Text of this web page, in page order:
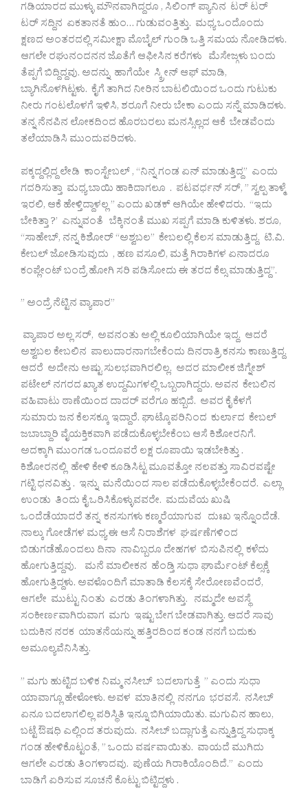
ಗಡಿಯಾರದ ಮುಳ್ಳು ಮೌನವಾಗಿದ್ದರೂ , ಸಿಲಿಂಗ್ ಪ್ಯಾನಿನ ಟರ್ ಟರ್
ಟರ್ ಸದ್ದಿನ ಏಕತಾನತೆ ಹುಂ… ಗುಡುವಂತ್ತಿತ್ತು. ಮಧ್ಯ ಒಂದೊಂದು
ಕ್ಷಣದ ಅಂತರದಲ್ಲಿ ಸಮೀಕ್ಷಾ ಮೊಬೈಲ್ ಗುಂಡಿ ಒತ್ತಿ ಸಮಯ ನೋಡಿದಳು.
ಆಗಲೇ ರಘುನಂದನನ ಜೊತೆಗೆ ಆಫೀಸಿನ ಕರೆಗಳು ಮೆಸೇಜ್ಗಳು ಬಂದು
ತೆಪ್ಪಗೆ ಬಿದ್ದಿದ್ದವು. ಅದನ್ನು ಹಾಗೆಯೇ ಸ್ಕ್ರೀನ್ ಆಫ್ ಮಾಡಿ,
ಬ್ಯಾಗಿನೊಳಗಿಟ್ಟಳು. ಕೈಗೆ ತಾಗಿದ ನೀರಿನ ಬಾಟಲಿಯಿಂದ ಒಂದು ಗುಟುಕು
ನೀರು ಗಂಟಲೊಳಗೆ ಇಳಿಸಿ, ಶರೂಗೆ ನೀರು ಬೇಕಾ ಎಂದು ಸನ್ನೆ ಮಾಡಿದಳು.
ತನ್ನ ನೆನಪಿನ ಲೋಕದಿಂದ ಹೊರಬರಲು ಮನಸ್ಸಿಲ್ಲದ ಆಕೆ ಬೇಡವೆಂದು
ತಲೆಯಾಡಿಸಿ ಮುಂದುವರಿದಳು.
ಪಕ್ಕದ್ದಲ್ಲಿದ್ದ ಲೇಡಿ ಕಾಂಸ್ಟೇಬಲ್ , “ನಿನ್ನ ಗಂಡ ಏನ್ ಮಾಡುತ್ತಿದ್ದ” ಎಂದು
ಗದರಿಸುತ್ತಾ ಮಧ್ಯ ಬಾಯಿ ಹಾಕಿದಾಗಲೂ . ಪಟವರ್ಧನ್ ಸರ್, ” ಸ್ವಲ್ಪ ತಾಳ್ಮೆ
ಇರಲಿ, ಆಕೆ ಹೇಳ್ತಿದ್ದಾಳಲ್ಲ ” ಎಂದು ಖಡಕ್ ಆಗಿಯೇ ಹೇಳಿದರು. “ಇದು
ಬೇಕಿತ್ತಾ ?’ ಎನ್ನುವಂತೆ ಬೆಕ್ಕಿನಂತೆ ಮುಖ ಸಪ್ಪಗೆ ಮಾಡಿ ಕುಳಿತಳು. ಶರೂ,
“ಸಾಹೇಬ್, ನನ್ನ ಕಿಶೋರ್ “ಅಶ್ವಬಲ” ಕೇಬಲಲ್ಲಿ ಕೆಲಸ ಮಾಡುತ್ತಿದ್ದ. ಟಿ.ವಿ.
ಕೇಬಲ್ ಜೋಡಿಸುವುದು , ಹಣ ವಸೂಲಿ, ಮತ್ತೆ ಗಿರಾಕಿಗಳ ಏನಾದರೂ
ಕಂಪ್ಲೇಂಟ್ ಬಂದ್ರೆ ಹೋಗಿ ಸರಿ ಪಡಿಸೋದು ಈ ತರದ ಕೆಲ್ಸ ಮಾಡುತ್ತಿದ್ದ”.
” ಅಂದ್ರೆ ನೆಟ್ಟಿನ ವ್ಯಾಪಾರ”
ವ್ಯಾಪಾರ ಅಲ್ಲ ಸರ್, ಅವನಂತು ಅಲ್ಲಿ ಕೂಲಿಯಾಗಿಯೇ ಇದ್ದ. ಆದರೆ
ಅಶ್ವಬಲ ಕೇಬಲಿನ ಪಾಲುದಾರನಾಗಬೇಕೆಂದು ದಿನರಾತ್ರಿ ಕನಸು ಕಾಣುತ್ತಿದ್ದ.
ಆದರೆ ಅದೇನು ಅಷ್ಟು ಸುಲಭವಾಗಿರಲಿಲ್ಲ. ಅದರ ಮಾಲೀಕ ಜಿಗ್ನೇಶ್
ಪಟೇಲ್ ನಗರದ ಖ್ಯಾತ ಉದ್ದಮಿಗಳಲ್ಲಿ ಒಬ್ಬರಾಗಿದ್ದರು. ಅವನ ಕೇಬಲಿನ
ವಹಿವಾಟು ಠಾಣೆಯಿಂದ ದಾದರ್ ವರೆಗೂ ಹಬ್ಬಿದೆ. ಅವರ ಕೈ ಕೆಳಗೆ
ಸುಮಾರು ಜನ ಕೆಲಸಕ್ಕೂ ಇದ್ದಾರೆ. ಘಾಟ್ಕೊಪರಿನಿಂದ ಕುರ್ಲಾದ ಕೇಬಲ್
ಜಬಾಬ್ದಾರಿ ವೈಯಕ್ತಿಕವಾಗಿ ಪಡೆದುಕೊಳ್ಳಬೇಕೆಂಬ ಆಸೆ ಕಿಶೋರನಿಗೆ.
ಅದಕ್ಕಾಗಿ ಮುಂಗಡ ಒಂದೂವರೆ ಲಕ್ಷ ರೂಪಾಯಿ ಇಡಬೇಕಿತ್ತು .
ಕಿಶೋರನಲ್ಲಿ ಹೇಳಿ ಕೇಳಿ ಕೂಡಿಸಿಟ್ಟ ಮೂವತ್ತೋ ನಲವತ್ತು ಸಾವಿರವಷ್ಟೇ
ಗಟ್ಟಿ ಧನವಿತ್ತು . ಇನ್ನು ಮನೆಯಿಂದ ಸಾಲ ಪಡೆದುಕೊಳ್ಳಬೇಕೆಂದರೆ. ಎಲ್ಲಾ
ಉಂಡು ತಿಂದು ಕೈ ಒರಿಸಿಕೊಳ್ಳುವವರೇ. ಮದುವೆಯ ಖುಷಿ
ಒಂದೆಡೆಯಾದರೆ ತನ್ನ ಕನಸುಗಳು ಕಣ್ಮರೆಯಾಗುವ ದುಃಖ ಇನ್ನೊಂದೆಡೆ.
ನಾಲ್ಕು ಗೋಡೆಗಳ ಮಧ್ಯ ಈ ಆಸೆ ನಿರಾಶೆಗಳ ಘರ್ಷಣೆಗಳಿಂದ
ಬಿಡುಗಡೆಹೊಂದಲು ದಿನಾ ನಾವಿಬ್ಬರೂ ದೇಹಗಳ ಬಿಸುಪಿನಲ್ಲಿ ಕಳೆದು
ಹೋಗುತ್ತಿದ್ದವು. ಮನೆ ಮಾಲೀಕನ ಹೆಂಡ್ತಿ ಸುಧಾ ಘಾರ್ಮೆಂಟ್ ಕೆಲ್ಸಕ್ಕೆ
ಹೋಗುತ್ತಿದ್ದಳು. ಅವಳೊಂದಿಗೆ ಮಾತಾಡಿ ಕೆಲಸಕ್ಕೆ ಸೇರೋಣವೆಂದರೆ,
ಆಗಲೇ ಮುಟ್ಟು ನಿಂತು ಎರಡು ತಿಂಗಳಾಗಿತ್ತು. ನಮ್ಮದೇ ಅವಸ್ಥೆ
ಸಂಕೀರ್ಣವಾಗಿರುವಾಗ ಮಗು ಇಷ್ಟು ಬೇಗ ಬೇಡವಾಗಿತ್ತು. ಆದರೆ ಸಾವು
ಬದುಕಿನ ನರಕ ಯಾತನೆಯನ್ನು ಹತ್ತಿರದಿಂದ ಕಂಡ ನನಗೆ ಬದುಕು
ಅಮೂಲ್ಯವೆನಿಸಿತ್ತು.
” ಮಗು ಹುಟ್ಟಿದ ಬಳಿಕ ನಿಮ್ಮ ನಸೀಬ್ ಬದಲಾಗುತ್ತೆ ” ಎಂದು ಸುಧಾ
ಯಾವಾಗ್ಲೂ ಹೇಳೋಳು. ಅವಳ ಮಾತಿನಲ್ಲಿ ನನಗೂ ಭರವಸೆ. ನಸೀಬ್
ಏನೂ ಬದಲಾಗಲಿಲ್ಲ ಪರಿಸ್ಥಿತಿ ಇನ್ನೂ ಬಿಗಿಯಾಯಿತು. ಮಗುವಿನ ಹಾಲು,
ಬಟ್ಟೆ ಔಷಧಿ ಎಲ್ಲಿಂದ ತರುವುದು. ನಸೀಬ್ ಬದ್ಲಾಗುತ್ತೆ ಎನ್ನುತ್ತಿದ್ದ ಸುಧಾಕ್ಕ
ಗಂಡ ಹೇಳಿಕೊಟ್ಟಂತೆ, ” ಒಂದು ವರ್ಷವಾಯಿತು. ವಾಯದೆ ಮುಗಿದು
ಆಗಲೇ ಎರಡು ತಿಂಗಳಾದವು. ಪುಣೆಯ ಗಿರಾಕಿಯೊಂದಿದೆ.” ಎಂದು
ಬಾಡಿಗೆ ಏರಿಸುವ ಸೂಚನೆ ಕೊಟ್ಟು ಬಿಟ್ಟಿದ್ದಳು .